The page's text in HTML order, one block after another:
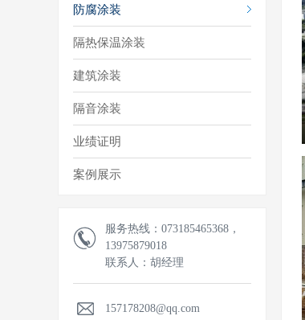
防腐涂装
隔热保温涂装
建筑涂装
隔音涂装
业绩证明
案例展示
服务热线：073185465368，
13975879018
联系人：胡经理
157178208@qq.com